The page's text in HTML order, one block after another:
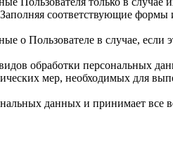
соответствующие
о Пользователе в случае,
обработки персональных
мер, необходимых для
данных и принимает